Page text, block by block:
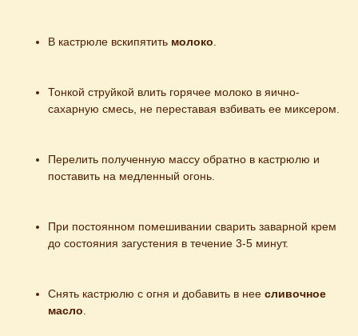
В кастрюле вскипятить молоко
Тонкой струйкой влить горячее молоко в яично-
сахарную смесь, не переставая взбивать ее миксером.
Перелить полученную массу обратно в кастрюлю и
поставить на медленный огонь.
При постоянном помешивании сварить заварной крем
до состояния загустения в течение 3-5 минут.
Снять кастрюлю с огня и добавить в нее сливочное
масло